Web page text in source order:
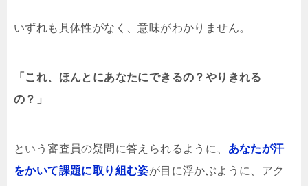
いずれも具体性がなく、意味がわかりません。
「これ、ほんとにあなたにできるの？やりきれる
の？」
という審査員の疑問に答えられるように、 あなたが汗
をかいて課題に取り組む姿が目に浮かぶように、アク